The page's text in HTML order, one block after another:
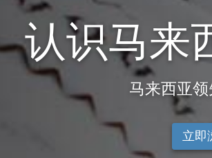
认识马来
马来西亚
立即